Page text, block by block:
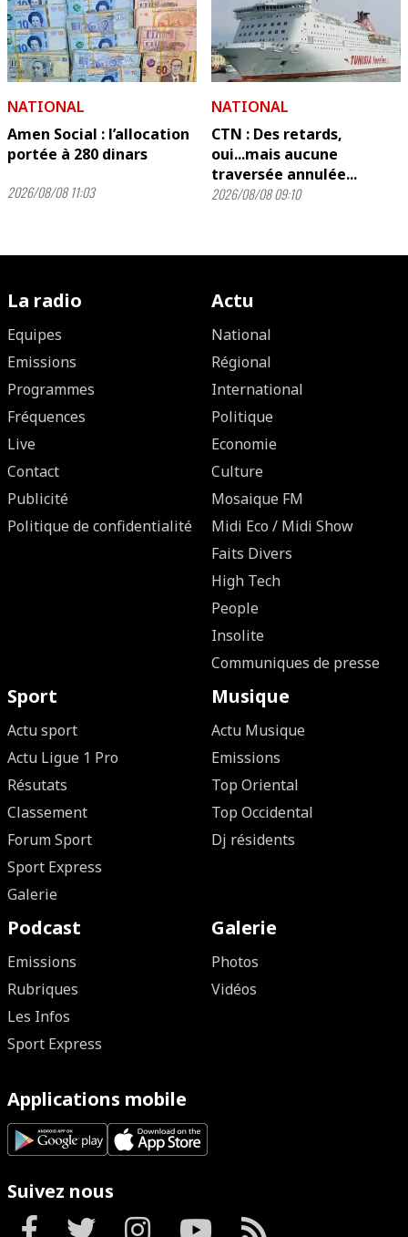
NATIONAL
Amen Social : l’allocation
portée à 280 dinars
2026/08/08 11:03
NATIONAL
CTN : Des retards,
oui...mais aucune
traversée annulée...
2026/08/08 09:10
La radio
Equipes
Emissions
Programmes
Fréquences
Live
Contact
Publicité
Politique de confidentialité
Actu
National
Régional
International
Politique
Economie
Culture
Mosaique FM
Midi Eco / Midi Show
Faits Divers
High Tech
People
Insolite
Communiques de presse
Sport
Actu sport
Actu Ligue 1 Pro
Résutats
Classement
Forum Sport
Sport Express
Galerie
Musique
Actu Musique
Emissions
Top Oriental
Top Occidental
Dj résidents
Podcast
Emissions
Rubriques
Les Infos
Sport Express
Galerie
Photos
Vidéos
Applications mobile
Suivez nous